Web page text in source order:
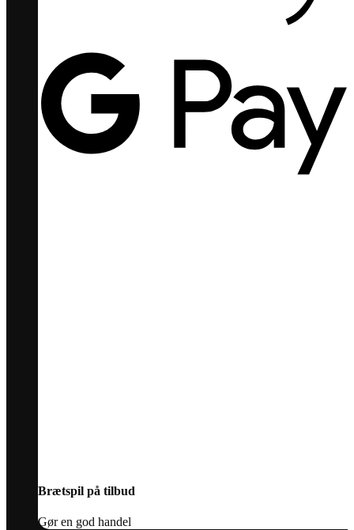
Brætspil på tilbud
Gør en god handel